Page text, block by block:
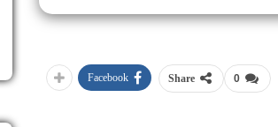
0
Share
Facebook